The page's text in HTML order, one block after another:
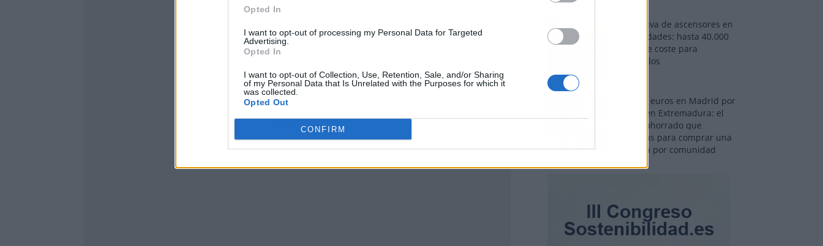
Opted In
I want to opt-out of processing my Personal Data for Targeted
Advertising.
Opted In
I want to opt-out of Collection, Use, Retention, Sale, and/or Sharing
of my Personal Data that Is Unrelated with the Purposes for which it
was collected.
Opted Out
CONFIRM
Publicidad
Normativa de ascensores en
comunidades: hasta 40.000
euros de coste para
adaptarlos
110.000 euros en Madrid por
31.000 en Extremadura: el
dinero ahorrado que
necesitas para comprar una
vivienda por comunidad